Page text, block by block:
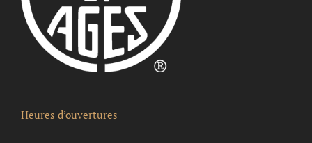
Heures d’ouvertures